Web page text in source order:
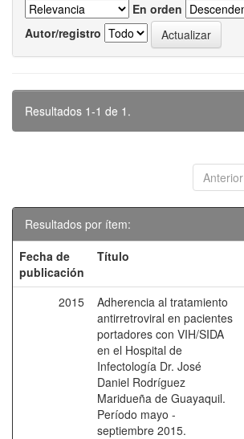
En orden
Autor/registro
Resultados 1-1 de 1.
Anterior
Resultados por ítem:
Fecha de
publicación
Título
2015
Adherencia al tratamiento
antirretroviral en pacientes
portadores con VIH/SIDA
en el Hospital de
Infectología Dr. José
Daniel Rodríguez
Maridueña de Guayaquil.
Período mayo -
septiembre 2015.